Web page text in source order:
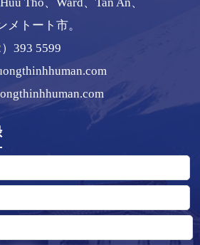
トート市。
393 5599